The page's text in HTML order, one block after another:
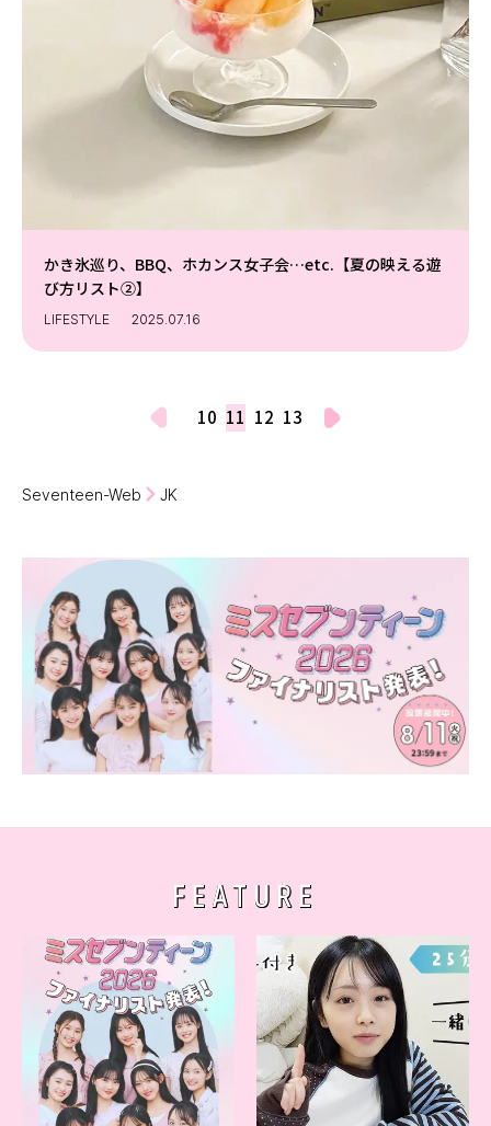
かき氷巡り、BBQ、ホカンス女子会…etc.【夏の映える遊
び方リスト②】
LIFESTYLE 2025.07.16
10 11 12 13
Seventeen-Web JK
FEATURE